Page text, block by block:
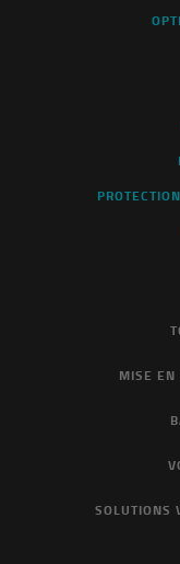
MISE EN
SOLUTIONS